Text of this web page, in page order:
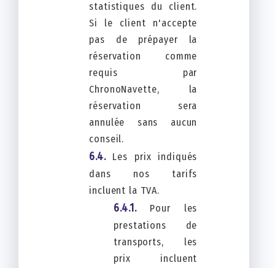
statistiques du client.
Si le client n'accepte
pas de prépayer la
réservation comme
requis par
ChronoNavette, la
réservation sera
annulée sans aucun
conseil.
Les prix indiqués
dans nos tarifs
incluent la TVA.
Pour les
prestations de
transports, les
prix incluent